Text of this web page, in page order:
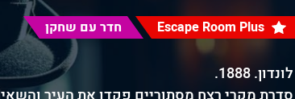
Escape Room Plus חדר עם שחקן
לונדון. 1888.